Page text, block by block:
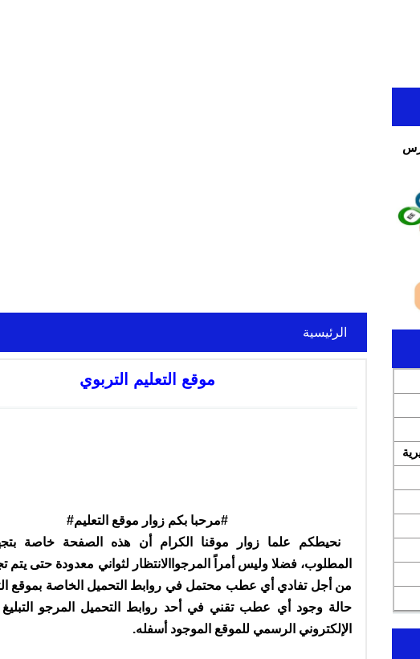
الرئيسية
موقع التعليم التربوي
#مرحبا بكم زوار موقع التعليم#
نحيطكم علما زوار موقنا الكرام أن هذه الصفحة خاصة
المطلوب، فضلا وليس أمراً المرجواالانتظار لثواني معدودة حتى يتم
من أجل تفادي أي عطب محتمل في روابط التحميل الخاصة بموقع
حالة وجود أي عطب تقني في أحد روابط التحميل المرجو التبليغ
الإلكتروني الرسمي للموقع الموجود أسفله.